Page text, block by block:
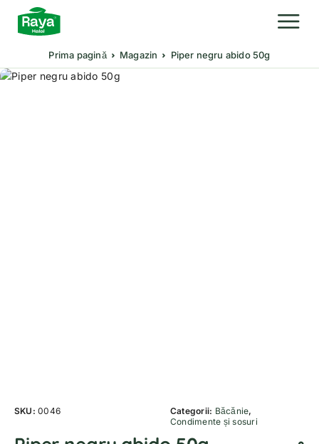
Prima pagină Magazin Piper negru abido 50g
SKU:0046 Categorii: Băcănie,
Condimente și sosuri